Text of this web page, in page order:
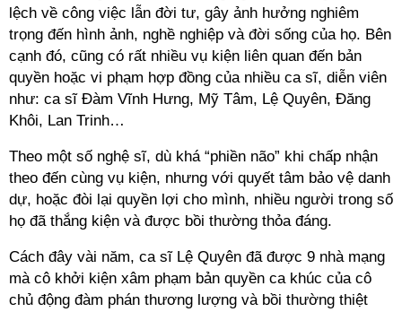
lệch về công việc lẫn đời tư, gây ảnh hưởng nghiêm
trọng đến hình ảnh, nghề nghiệp và đời sống của họ. Bên
cạnh đó, cũng có rất nhiều vụ kiện liên quan đến bản
quyền hoặc vi phạm hợp đồng của nhiều ca sĩ, diễn viên
như: ca sĩ Đàm Vĩnh Hưng, Mỹ Tâm, Lệ Quyên, Đăng
Khôi, Lan Trinh…
Theo một số nghệ sĩ, dù khá “phiền não” khi chấp nhận
theo đến cùng vụ kiện, nhưng với quyết tâm bảo vệ danh
dự, hoặc đòi lại quyền lợi cho mình, nhiều người trong số
họ đã thắng kiện và được bồi thường thỏa đáng.
Cách đây vài năm, ca sĩ Lệ Quyên đã được 9 nhà mạng
mà cô khởi kiện xâm phạm bản quyền ca khúc của cô
chủ động đàm phán thương lượng và bồi thường thiệt